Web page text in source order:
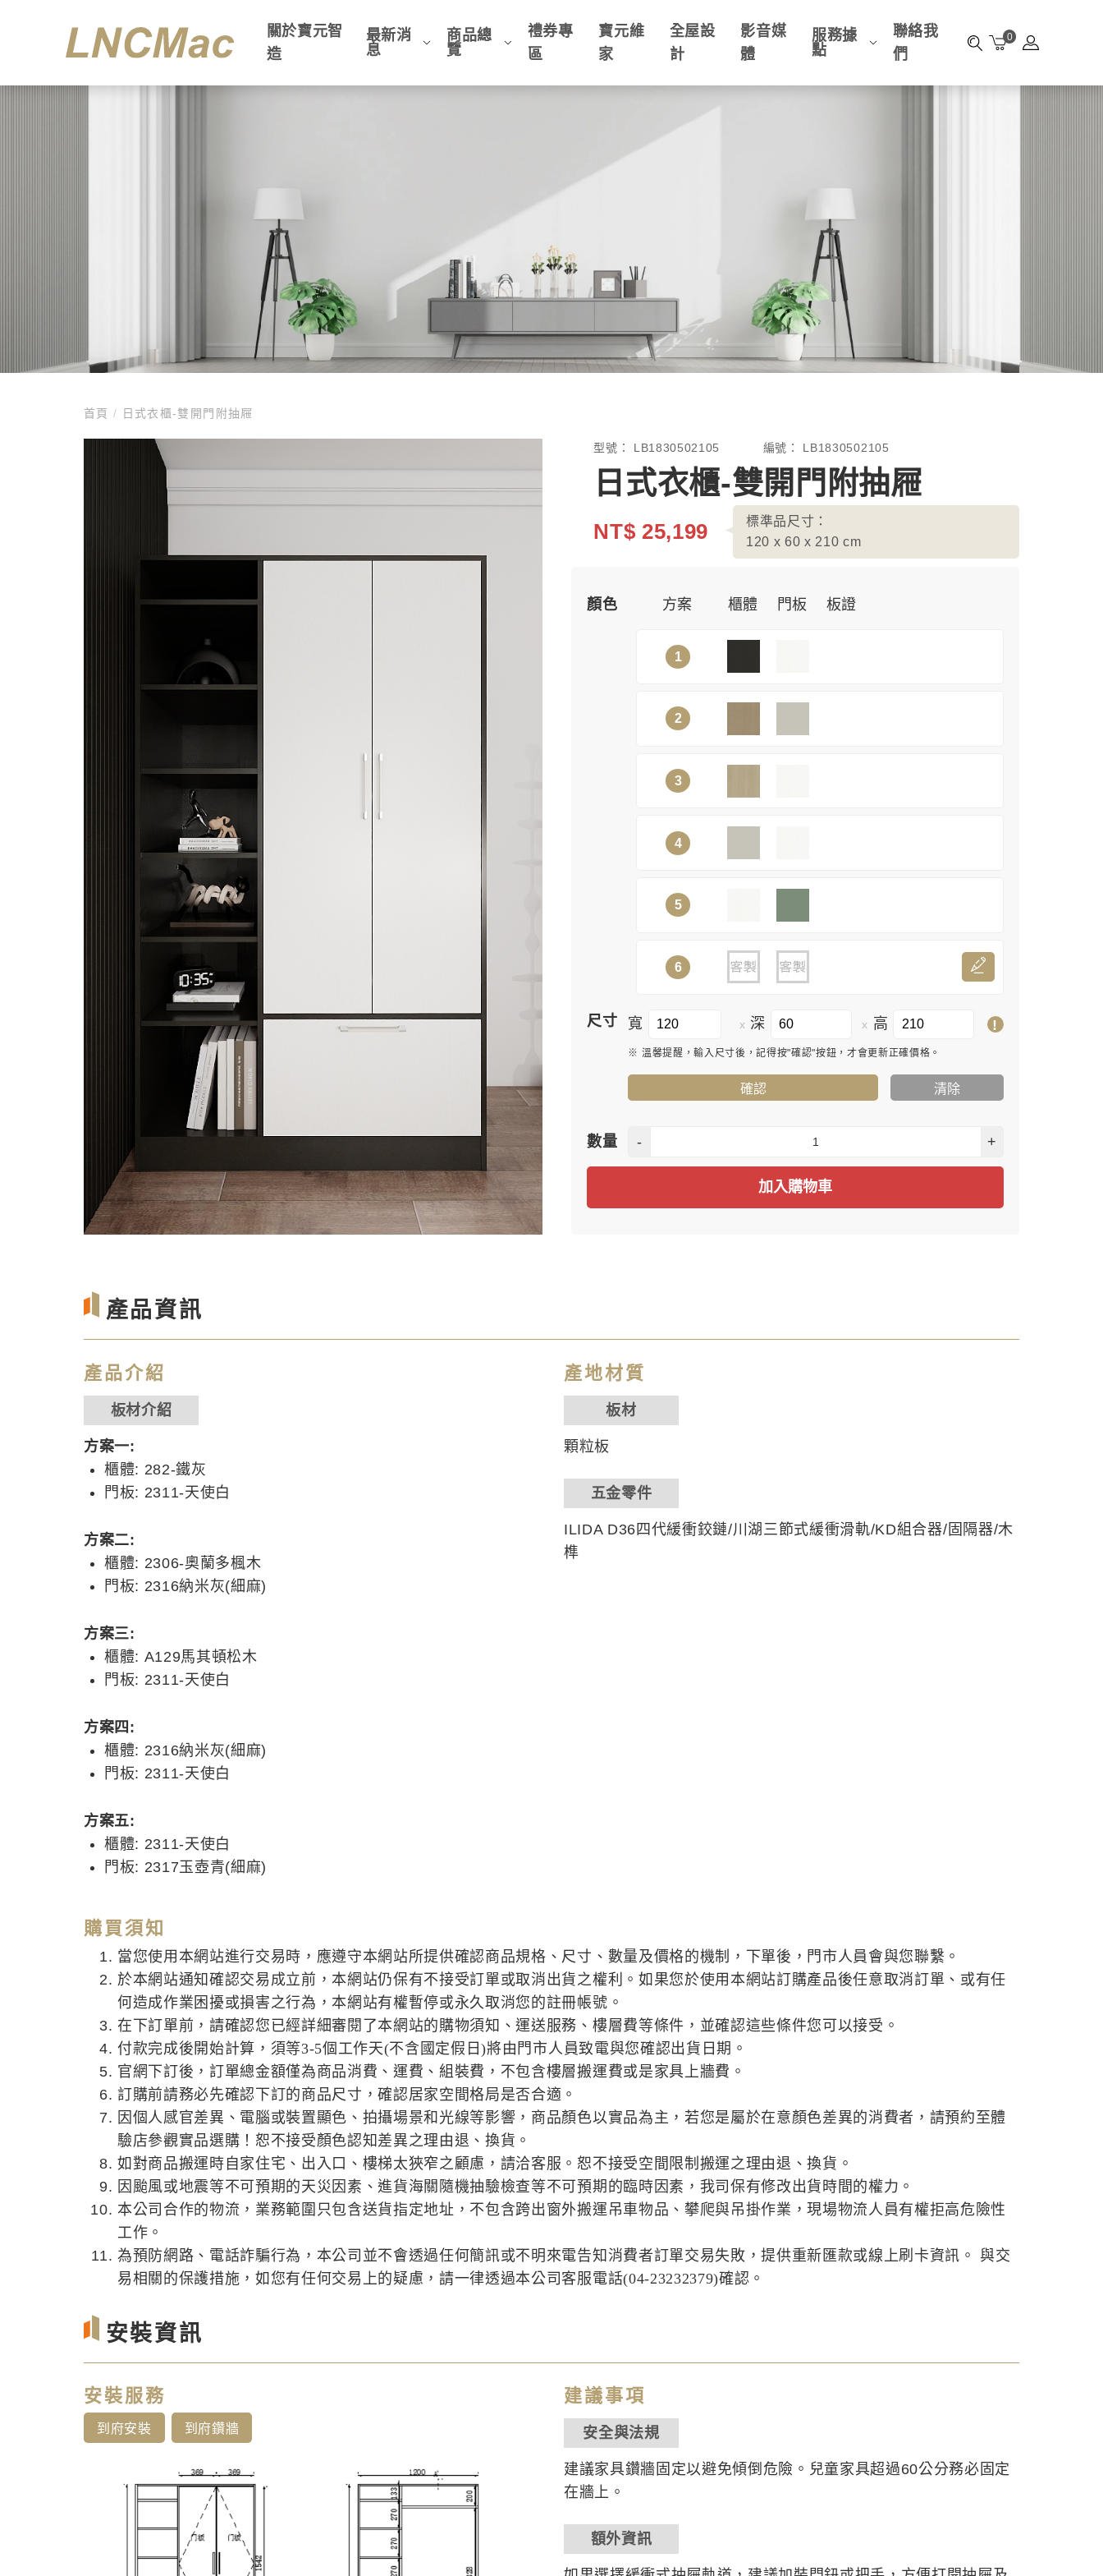
關於寶元智
造
最新消
息
商品總
覽
禮券專
區
寶元維
家
全屋設
計
影音媒
體
服務據
點
聯絡我
們
0
首頁/ 日式衣櫃-雙開門附抽屜
型號： LB1830502105 編號： LB1830502105
日式衣櫃-雙開門附抽屜
NT$ 25,199
標準品尺寸：
120 x 60 x 210cm
顏色 方案 櫃體 門板 板證
1
2
3
4
5
6
尺寸 寬 x 深 x 高 !
※ 溫馨提醒，輸入尺寸後，記得按"確認"按鈕，才會更新正確價格。
確認 清除
數量 - +
加入購物車
產品資訊
產品介紹
板材介紹
方案一:
櫃體: 282-鐵灰
門板: 2311-天使白
方案二:
櫃體: 2306-奧蘭多楓木
門板: 2316納米灰(細麻)
方案三:
櫃體: A129馬其頓松木
門板: 2311-天使白
方案四:
櫃體: 2316納米灰(細麻)
門板: 2311-天使白
方案五:
櫃體: 2311-天使白
門板: 2317玉壺青(細麻)
產地材質
板材
顆粒板
五金零件
ILIDA D36四代緩衝鉸鏈/川湖三節式緩衝滑軌/KD組合器/固隔器/木
榫
購買須知
當您使用本網站進行交易時，應遵守本網站所提供確認商品規格、尺寸、數量及價格的機制，下單後，門市人員會與您聯繫。
於本網站通知確認交易成立前，本網站仍保有不接受訂單或取消出貨之權利。如果您於使用本網站訂購產品後任意取消訂單、或有任
何造成作業困擾或損害之行為，本網站有權暫停或永久取消您的註冊帳號。
在下訂單前，請確認您已經詳細審閱了本網站的購物須知、運送服務、樓層費等條件，並確認這些條件您可以接受。
付款完成後開始計算，須等3-5個工作天(不含國定假日)將由門市人員致電與您確認出貨日期。
官網下訂後，訂單總金額僅為商品消費、運費、組裝費，不包含樓層搬運費或是家具上牆費。
訂購前請務必先確認下訂的商品尺寸，確認居家空間格局是否合適。
因個人感官差異、電腦或裝置顯色、拍攝場景和光線等影響，商品顏色以實品為主，若您是屬於在意顏色差異的消費者，請預約至體
驗店參觀實品選購！恕不接受顏色認知差異之理由退、換貨。
如對商品搬運時自家住宅、出入口、樓梯太狹窄之顧慮，請洽客服。恕不接受空間限制搬運之理由退、換貨。
因颱風或地震等不可預期的天災因素、進貨海關隨機抽驗檢查等不可預期的臨時因素，我司保有修改出貨時間的權力。
本公司合作的物流，業務範圍只包含送貨指定地址，不包含跨出窗外搬運吊車物品、攀爬與吊掛作業，現場物流人員有權拒高危險性
工作。
為預防網路、電話詐騙行為，本公司並不會透過任何簡訊或不明來電告知消費者訂單交易失敗，提供重新匯款或線上刷卡資訊。 與交
易相關的保護措施，如您有任何交易上的疑慮，請一律透過本公司客服電話(04-23232379)確認。
安裝資訊
安裝服務
到府安裝 到府鑽牆
建議事項
安全與法規
建議家具鑽牆固定以避免傾倒危險。兒童家具超過60公分務必固定
在牆上。
額外資訊